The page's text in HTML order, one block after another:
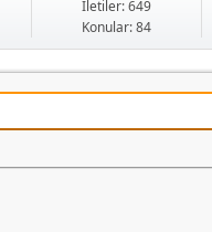
İletiler: 649
Konular: 84